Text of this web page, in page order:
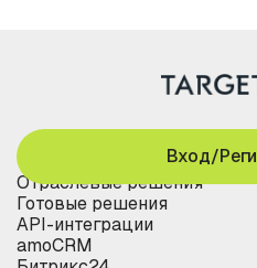
Отраслевые решения
Готовые решения
API-интеграции
amoCRM
Вход/